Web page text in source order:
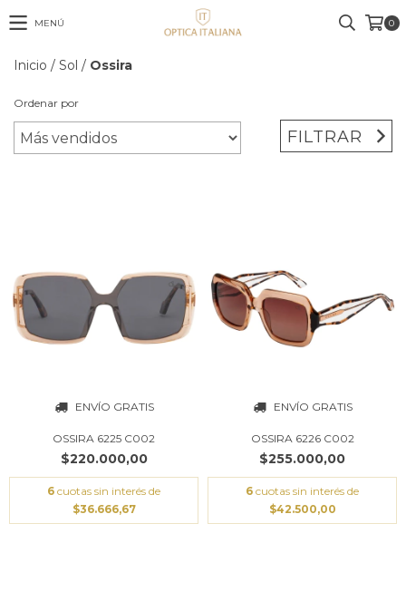
MENÚ 0
Inicio / Sol / Ossira
Ordenar por
FILTRAR
ENVÍO GRATIS
OSSIRA 6225 C002
$220.000,00
6 cuotas sin interés de
$36.666,67
ENVÍO GRATIS
OSSIRA 6226 C002
$255.000,00
6 cuotas sin interés de
$42.500,00